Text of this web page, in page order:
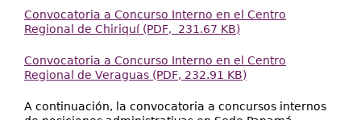
Convocatoria a Concurso Interno en el Centro
Regional de Chiriquí (PDF, 231.67 KB)
Convocatoria a Concurso Interno en el Centro
Regional de Veraguas (PDF, 232.91 KB)
A continuación, la convocatoria a concursos internos